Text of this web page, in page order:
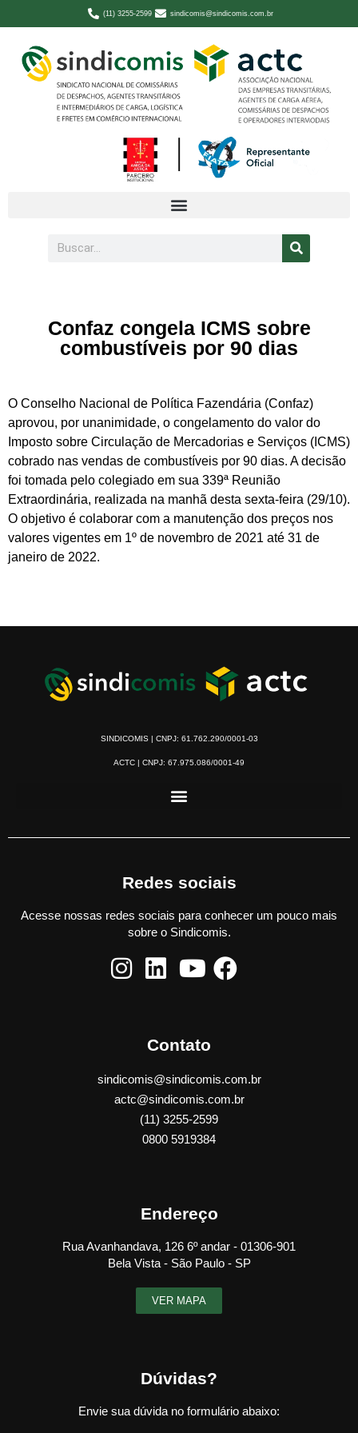
(11) 3255-2599 sindicomis@sindicomis.com.br
Confaz congela ICMS sobre
combustíveis por 90 dias
O Conselho Nacional de Política Fazendária (Confaz)
aprovou, por unanimidade, o congelamento do valor do
Imposto sobre Circulação de Mercadorias e Serviços (ICMS)
cobrado nas vendas de combustíveis por 90 dias. A decisão
foi tomada pelo colegiado em sua 339ª Reunião
Extraordinária, realizada na manhã desta sexta-feira (29/10).
O objetivo é colaborar com a manutenção dos preços nos
valores vigentes em 1º de novembro de 2021 até 31 de
janeiro de 2022.
SINDICOMIS | CNPJ: 61.762.290/0001-03
ACTC | CNPJ: 67.975.086/0001-49
Redes sociais
Acesse nossas redes sociais para conhecer um pouco mais
sobre o Sindicomis.
Contato
sindicomis@sindicomis.com.br
actc@sindicomis.com.br
(11) 3255-2599
0800 5919384
Endereço
Rua Avanhandava, 126 6º andar - 01306-901
Bela Vista - São Paulo - SP
VER MAPA
Dúvidas?
Envie sua dúvida no formulário abaixo: